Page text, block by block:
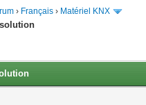
› Français › Matériel KNX